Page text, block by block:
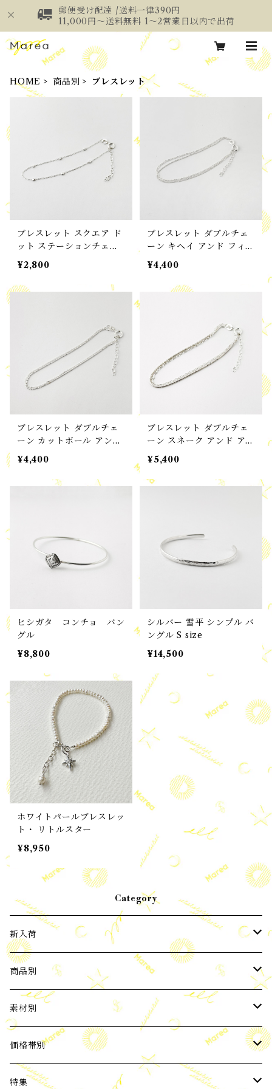
郵便受け配達 /送料一律390円
11,000円～送料無料 1～2営業日以内で出荷
HOME 商品別 ブレスレット
ブレスレット スクエア ド
ット ステーションチェー
ン
¥2,800
ブレスレット ダブルチェ
ーン キヘイ アンド フィガ
ロチェーン ブレスレット
¥4,400
ブレスレット ダブルチェ
ーン カットボール アンド
スモールアズキ ブレスレ
ット
¥4,400
ブレスレット ダブルチェ
ーン スネーク アンド アズ
キ ブレスレット
¥5,400
ヒシガタ コンチョ バン
グル
¥8,800
シルバー 雪平 シンプル バ
ングル S size
¥14,500
ホワイトパールブレスレッ
ト・ リトルスター
¥8,950
Category
新入荷
2024年3月新入荷
2024年4月新入荷
2024年5月新入荷
2024年6月新入荷
商品別
ピアス
イヤーカフ
ネックレス
素材別
パール
バロックパール
天然石
価格帯別
3,000円以下
特集